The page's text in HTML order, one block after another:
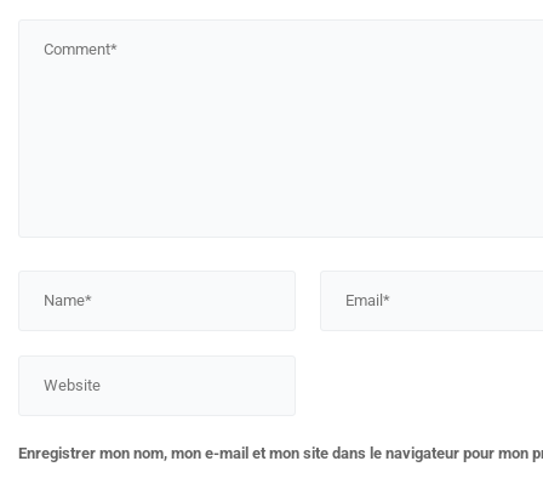
Enregistrer mon nom, mon e-mail et mon site dans le navigateur pour mon